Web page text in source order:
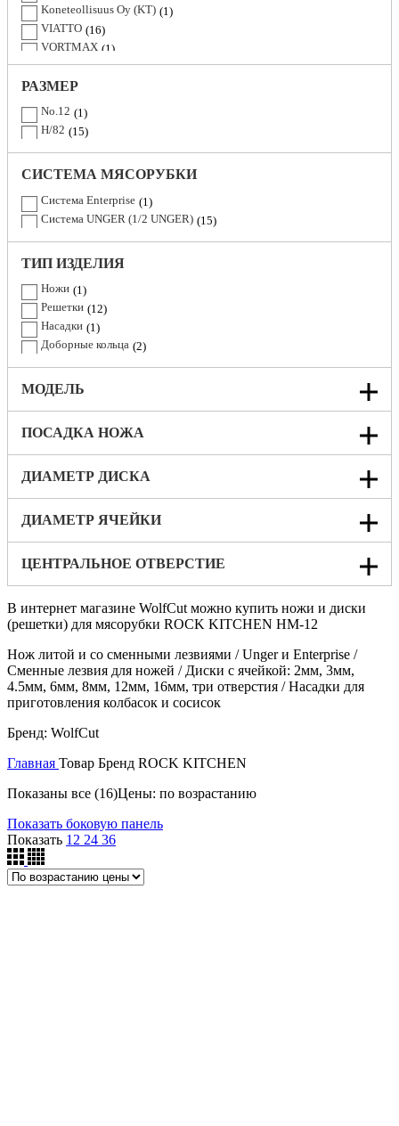
Koneteollisuus Oy (KT) 1
VIATTO 16
VORTMAX 1
STARFOOD 16
ТОРГТЕХМАШ
LAMARK
HOLT
DAUKEN 1
BEON 1
KONCAR 16
YILMAZ
ROSSO 1
IRON CHERRY
Hualian Machinery
CRAZY PAN 1
Electrolux Professional 1
SIRMAN
ROLSEN 1
MYSYERY
УКМ
15
ТМ 15
Марихолодмаш 15
GASTROMIX 1
FOODATLAS
FOODLINE 1
FIMAR 16
16
ECOLUN 1
ERGO 1
GASTRORAG
DADAUX
1
CELME 1
ALUMEN 1
AlexanderSolia
Angelo Po 16
APACH
РАЗМЕР
No.12
1
H/82
15
СИСТЕМА МЯСОРУБКИ
Система Enterprise 1
Система UNGER (1/2 UNGER) 15
ТИП ИЗДЕЛИЯ
Ножи 1
Решетки 12
Насадки 1
Доборные кольца 2
МОДЕЛЬ
ПОСАДКА НОЖА
ДИАМЕТР ДИСКА
ДИАМЕТР ЯЧЕЙКИ
ЦЕНТРАЛЬНОЕ ОТВЕРСТИЕ
В интернет магазине WolfCut можно купить ножи и диски
(решетки) для мясорубки ROCK KITCHEN HM-12
Нож литой и со сменными лезвиями / Unger и Enterprise /
Сменные лезвия для ножей / Диски с ячейкой: 2мм, 3мм,
4.5мм, 6мм, 8мм, 12мм, 16мм, три отверстия / Насадки для
приготовления колбасок и сосисок
Бренд: WolfCut
Главная Товар Бренд ROCK KITCHEN
Показаны все (16)Цены: по возрастанию
Показать боковую панель
Показать 12 24 36